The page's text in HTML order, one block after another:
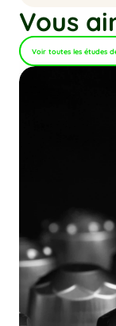
Vous
Voir toutes les études